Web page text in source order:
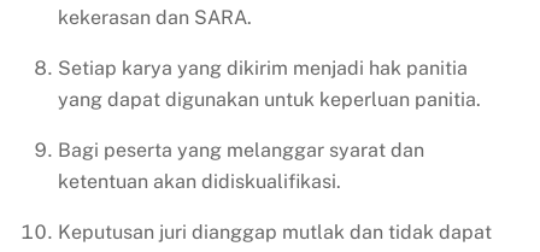
kekerasan dan SARA.
Setiap karya yang dikirim menjadi hak panitia
yang dapat digunakan untuk keperluan panitia.
Bagi peserta yang melanggar syarat dan
ketentuan akan didiskualifikasi.
Keputusan juri dianggap mutlak dan tidak dapat